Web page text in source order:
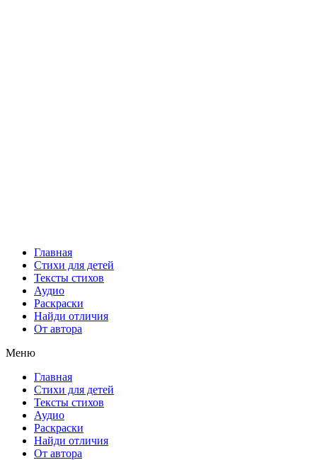
Главная
Стихи для детей
Тексты стихов
Аудио
Раскраски
Найди отличия
От автора
Меню
Главная
Стихи для детей
Тексты стихов
Аудио
Раскраски
Найди отличия
От автора